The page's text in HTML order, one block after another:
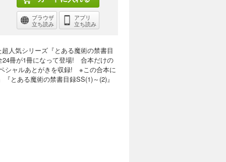
アプリ
立ち読み
ブラウザ
立ち読み
人気シリーズ『とある魔術の禁書目
24冊が1冊になって登場! 合本だけの
シャルあとがきを収録! ※この合本に
とある魔術の禁書目録SS(1)～(2)』